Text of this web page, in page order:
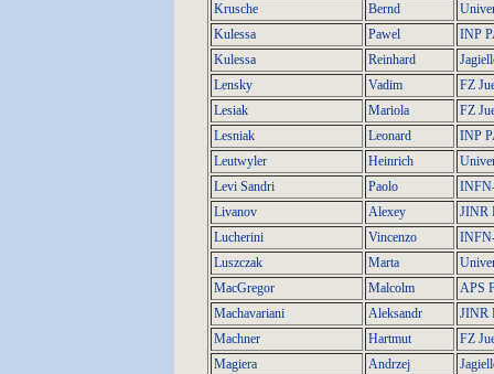
Krusche
Bernd
Kulessa
Pawel
INP
Kulessa
Reinhard
Lensky
Vadim
FZ
Lesiak
Mariola
FZ
Lesniak
Leonard
INP
Leutwyler
Heinrich
Levi Sandri
Paolo
Livanov
Alexey
JINR
Lucherini
Vincenzo
Luszczak
Marta
MacGregor
Malcolm
APS
Machavariani
Aleksandr
JINR
Machner
Hartmut
FZ
Magiera
Andrzej